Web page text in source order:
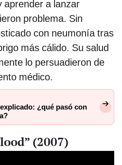
aprender a lanzar
problema. Sin
con neumonía tras
más cálido. Su salud
lo persuadieron de
médico.
¿qué pasó con
(2007)